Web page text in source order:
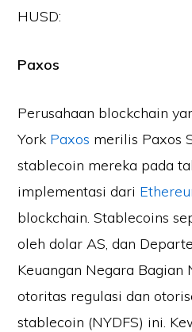
HUSD:
Paxos
Perusahaan blockchain
York Paxos merilis Paxos
stablecoin mereka pada
implementasi dari
blockchain. Stablecoins
oleh dolar AS, dan
Keuangan Negara
otoritas regulasi dan
stablecoin (NYDFS) ini.